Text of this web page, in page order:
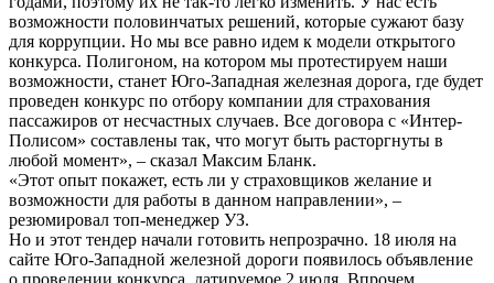
возможности половинчатых решений, которые сужают базу
для коррупции. Но мы все равно идем к модели открытого
конкурса. Полигоном, на котором мы протестируем наши
возможности, станет Юго-Западная железная дорога, где будет
проведен конкурс по отбору компании для страхования
пассажиров от несчастных случаев. Все договора с «Интер-
Полисом» составлены так, что могут быть расторгнуты в
любой момент», – сказал Максим Бланк.
«Этот опыт покажет, есть ли у страховщиков желание и
возможности для работы в данном направлении», –
резюмировал топ-менеджер УЗ.
Но и этот тендер начали готовить непрозрачно. 18 июля на
сайте Юго-Западной железной дороги появилось объявление
о проведении конкурса, датируемое 2 июля. Впрочем,